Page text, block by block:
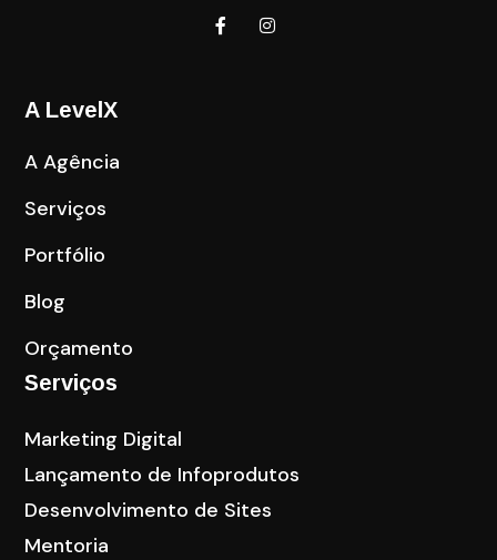
A LevelX
A Agência
Serviços
Portfólio
Blog
Orçamento
Serviços
Marketing Digital
Lançamento de Infoprodutos
Desenvolvimento de Sites
Mentoria